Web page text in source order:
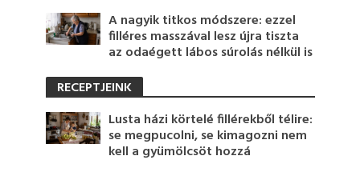
A nagyik titkos módszere: ezzel
filléres masszával lesz újra tiszta
az odaégett lábos súrolás nélkül is
RECEPTJEINK
Lusta házi körtelé fillérekből télire:
se megpucolni, se kimagozni nem
kell a gyümölcsöt hozzá